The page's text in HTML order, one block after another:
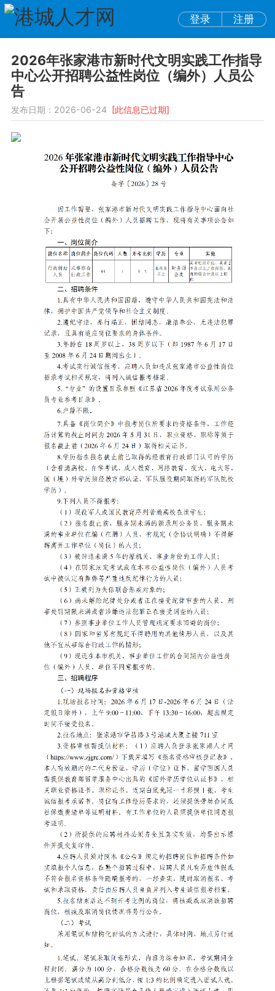
登录 注册
2026年张家港市新时代文明实践工作指导
中心公开招聘公益性岗位（编外）人员公
告
发布日期：2026-06-24 [此信息已过期]